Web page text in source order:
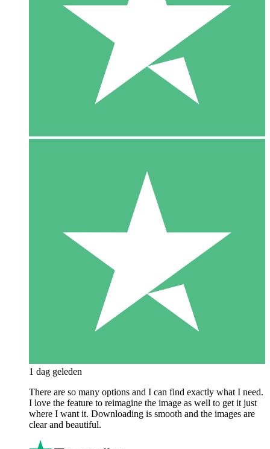
1 dag geleden
There are so many options and I can find exactly what I need.
I love the feature to reimagine the image as well to get it just
where I want it. Downloading is smooth and the images are
clear and beautiful.